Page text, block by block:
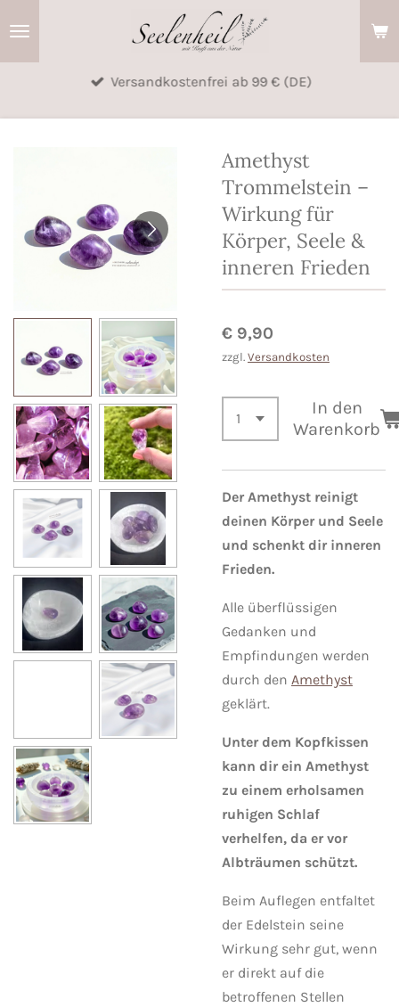
Versandkostenfrei ab 99 € (DE)
Amethyst
Trommelstein –
Wirkung für
Körper, Seele &
inneren Frieden
€ 9,90
zzgl. Versandkosten
In den
Warenkorb
Der Amethyst reinigt
deinen Körper und Seele
und schenkt dir inneren
Frieden.
Alle überflüssigen
Gedanken und
Empfindungen werden
durch den Amethyst
geklärt.
Unter dem Kopfkissen
kann dir ein Amethyst
zu einem erholsamen
ruhigen Schlaf
verhelfen, da er vor
Albträumen schützt.
Beim Auflegen entfaltet
der Edelstein seine
Wirkung sehr gut, wenn
er direkt auf die
betroffenen Stellen